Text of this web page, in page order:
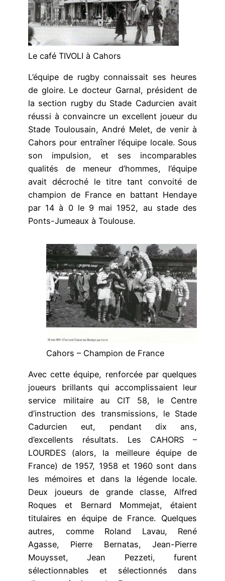
Le café TIVOLI à Cahors
L’équipe de rugby connaissait ses heures
de gloire. Le docteur Garnal, président de
la section rugby du Stade Cadurcien avait
réussi à convaincre un excellent joueur du
Stade Toulousain, André Melet, de venir à
Cahors pour entraîner l’équipe locale. Sous
son impulsion, et ses incomparables
qualités de meneur d’hommes, l’équipe
avait décroché le titre tant convoité de
champion de France en battant Hendaye
par 14 à 0 le 9 mai 1952, au stade des
Ponts-Jumeaux à Toulouse.
Cahors – Champion de France
Avec cette équipe, renforcée par quelques
joueurs brillants qui accomplissaient leur
service militaire au CIT 58, le Centre
d’instruction des transmissions, le Stade
Cadurcien eut, pendant dix ans,
d’excellents résultats. Les CAHORS –
LOURDES (alors, la meilleure équipe de
France) de 1957, 1958 et 1960 sont dans
les mémoires et dans la légende locale.
Deux joueurs de grande classe, Alfred
Roques et Bernard Mommejat, étaient
titulaires en équipe de France. Quelques
autres, comme Roland Lavau, René
Agasse, Pierre Bernatas, Jean-Pierre
Mouysset, Jean Pezzeti, furent
sélectionnables et sélectionnés dans